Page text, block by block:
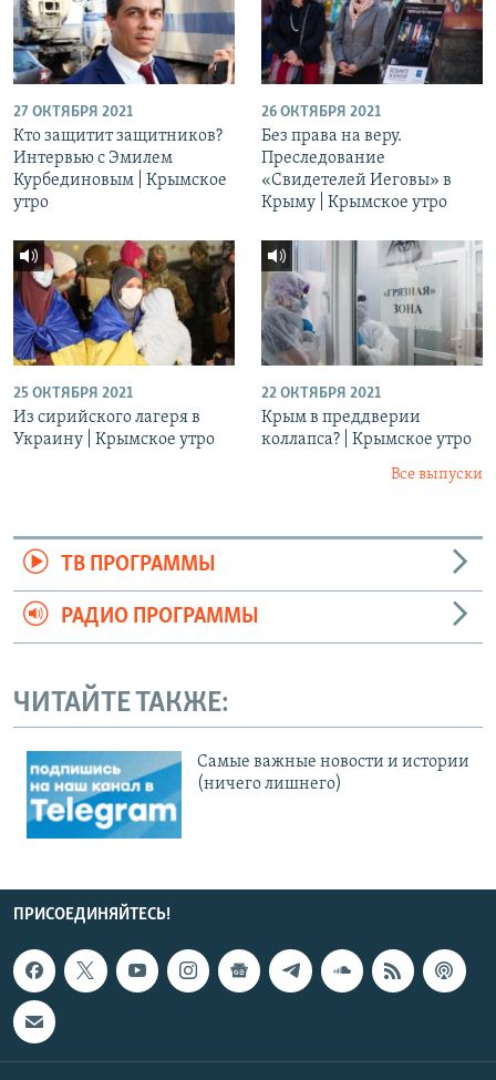
27 ОКТЯБРЯ 2021
Кто защитит защитников?
Интервью с Эмилем
Курбединовым | Крымское
утро
26 ОКТЯБРЯ 2021
Без права на веру.
Преследование
«Свидетелей Иеговы» в
Крыму | Крымское утро
25 ОКТЯБРЯ 2021
Из сирийского лагеря в
Украину | Крымское утро
22 ОКТЯБРЯ 2021
Крым в преддверии
коллапса? | Крымское утро
Все выпуски
ТВ ПРОГРАММЫ
РАДИО ПРОГРАММЫ
ЧИТАЙТЕ ТАКЖЕ:
Cамые важные новости и истории
(ничего лишнего)
ПРИСОЕДИНЯЙТЕСЬ!